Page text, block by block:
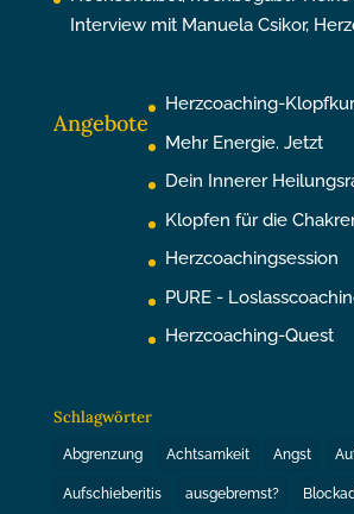
Interview mit Manuela Csikor,
Angebote
Herzcoaching-
Mehr Energie. Jetzt
Dein Innerer
Klopfen für die
Herzcoachingsession
PURE -
Herzcoaching-Quest
Schlagwörter
Abgrenzung Achtsamkeit Angst
Aufschieberitis ausgebremst?